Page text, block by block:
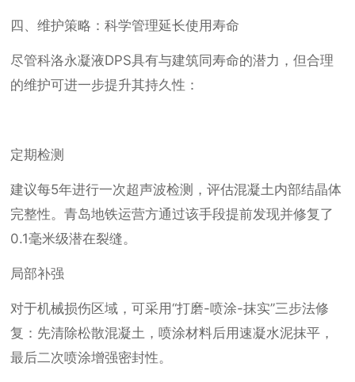
四、维护策略：科学管理延长使用寿命
尽管科洛永凝液DPS具有与建筑同寿命的潜力，但合理
的维护可进一步提升其持久性：
定期检测
建议每5年进行一次超声波检测，评估混凝土内部结晶体
完整性。青岛地铁运营方通过该手段提前发现并修复了
0.1毫米级潜在裂缝。
局部补强
对于机械损伤区域，可采用“打磨-喷涂-抹实”三步法修
复：先清除松散混凝土，喷涂材料后用速凝水泥抹平，
最后二次喷涂增强密封性。